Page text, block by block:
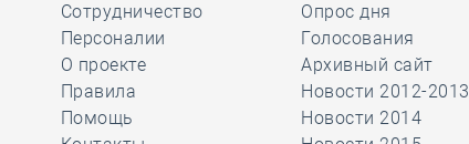
работ в
строительстве вырос более, чем на
32 процента с 2019 года
Сотрудничество
Персоналии
О проекте
Правила
Помощь
Опрос дня
Голосования
Архивный сайт
Новости 2012-2013
Новости 2014